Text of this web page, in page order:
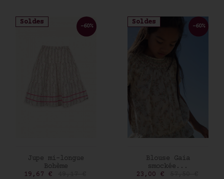
Soldes
AJOUTER AU PANIER
Jupe mi-longue
Bohème
Prix
19,67 €
-60%
Soldes
AJOUTER AU PANIER
Blouse Gaia
smockée...
Prix
23,00 €
-60%